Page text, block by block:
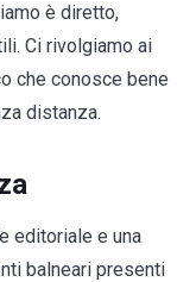
è diretto,
Ci rivolgiamo ai
che conosce bene
distanza.
editoriale e una
balneari presenti